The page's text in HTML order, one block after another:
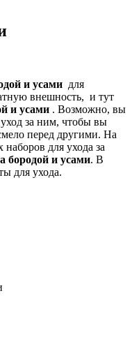
и усами для
внешность, и тут
и усами . Возможно, вы
за ним, чтобы вы
перед другими. На
для ухода за
бородой и усами. В
для ухода.